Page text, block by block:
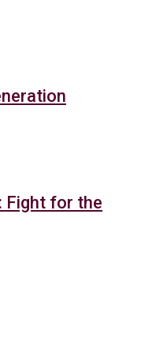
Fight for the